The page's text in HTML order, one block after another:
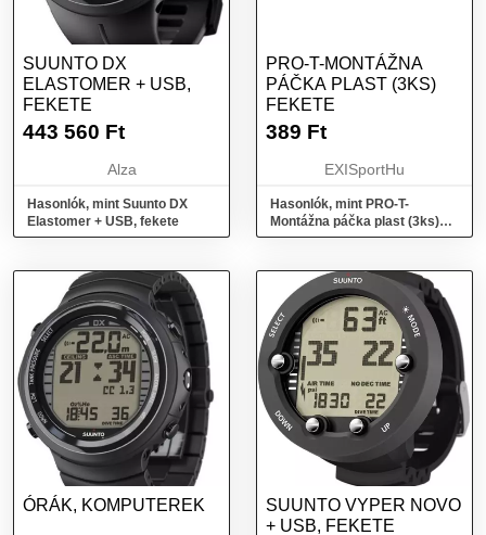
SUUNTO DX
ELASTOMER + USB,
FEKETE
443 560 Ft
Alza
Hasonlók, mint Suunto DX
Elastomer + USB, fekete
PRO-T-MONTÁŽNA
PÁČKA PLAST (3KS)
FEKETE
389 Ft
EXISportHu
Hasonlók, mint PRO-T-
Montážna páčka plast (3ks)
Fekete
ÓRÁK, KOMPUTEREK
SUUNTO VYPER NOVO
+ USB, FEKETE